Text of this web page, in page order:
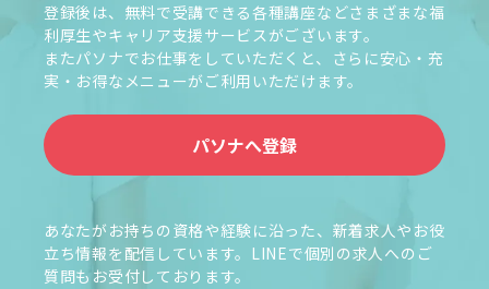
登録後は、無料で受講できる各種講座などさまざまな福
利厚生やキャリア支援サービスがございます。
またパソナでお仕事をしていただくと、さらに安心・充
実・お得なメニューがご利用いただけます。
パソナへ登録
あなたがお持ちの資格や経験に沿った、新着求人やお役
立ち情報を配信しています。LINEで個別の求人へのご
質問もお受付しております。